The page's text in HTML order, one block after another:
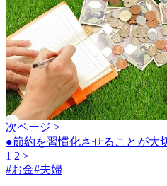
次ページ >
●節約を習慣化させることが大
1 2 >
#お金#夫婦